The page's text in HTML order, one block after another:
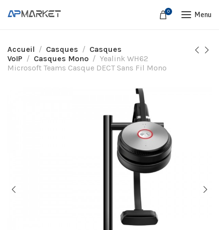
0 Menu
Accueil Casques
Casques
VoIP
Casques Mono
Yealink WH62
Microsoft Teams Casque DECT Sans Fil Mono